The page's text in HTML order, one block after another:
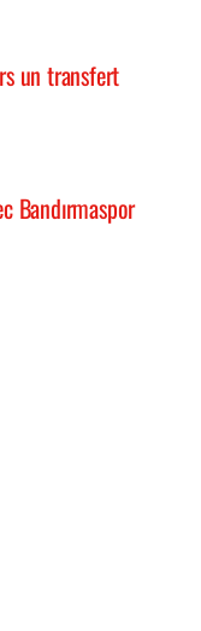
un transfert
Bandırmaspor